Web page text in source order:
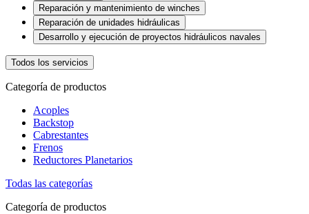
Reparación y mantenimiento de winches
Reparación de unidades hidráulicas
Desarrollo y ejecución de proyectos hidráulicos navales
Todos los servicios
Categoría de productos
Acoples
Backstop
Cabrestantes
Frenos
Reductores Planetarios
Todas las categorías
Categoría de productos